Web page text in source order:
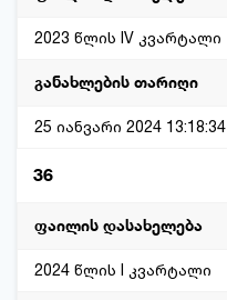
2023 წლის IV კვარტალი
25 იანვარი 2024 13:18:34
36
2024 წლის I კვარტალი